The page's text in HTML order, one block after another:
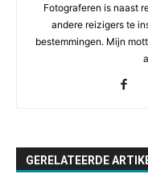
Fotograferen is naast
andere reizigers te
bestemmingen. Mijn
GERELATEERDE